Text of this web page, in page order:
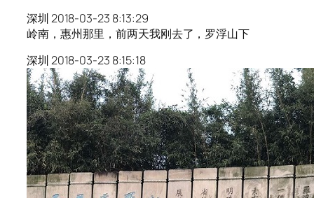
深圳 2018-03-23 8:13:29
岭南，惠州那里，前两天我刚去了，罗浮山下
深圳 2018-03-23 8:15:18